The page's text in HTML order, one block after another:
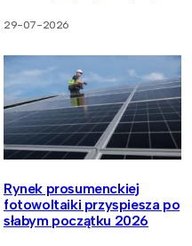
29-07-2026
Rynek prosumenckiej
fotowoltaiki przyspiesza po
słabym początku 2026